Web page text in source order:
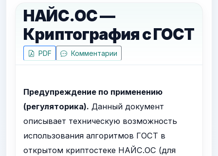
НАЙС.ОС —
Криптография с ГОСТ
PDF Комментарии
Предупреждение по применению
(регуляторика). Данный документ
описывает техническую возможность
использования алгоритмов ГОСТ в
открытом криптостеке НАЙС.ОС (для